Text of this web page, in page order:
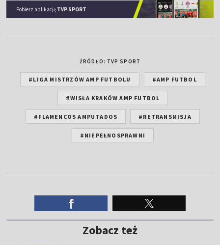
Pobierz aplikację TVP SPORT
ŹRÓDŁO: TVP SPORT
#LIGA MISTRZÓW AMP FUTBOLU #AMP FUTBOL
#WISŁA KRAKÓW AMP FUTBOL
#FLAMENCOS AMPUTADOS #RETRANSMISJA
#NIEPEŁNOSPRAWNI
Zobacz też